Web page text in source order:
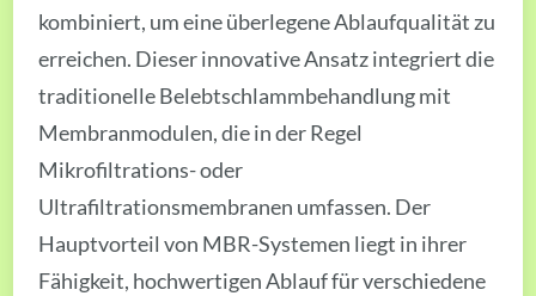
kombiniert, um eine überlegene Ablaufqualität zu
erreichen. Dieser innovative Ansatz integriert die
traditionelle Belebtschlammbehandlung mit
Membranmodulen, die in der Regel
Mikrofiltrations- oder
Ultrafiltrationsmembranen umfassen. Der
Hauptvorteil von MBR-Systemen liegt in ihrer
Fähigkeit, hochwertigen Ablauf für verschiedene